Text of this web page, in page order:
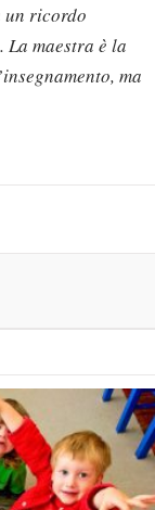
un ricordo
maestra è la
ma